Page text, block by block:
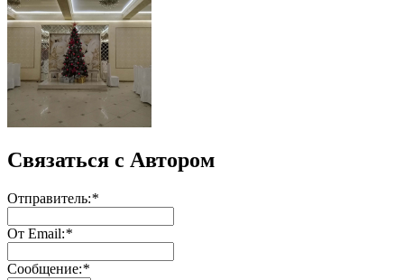
Связаться с Автором
Отправитель:*
От Email:*
Сообщение:*